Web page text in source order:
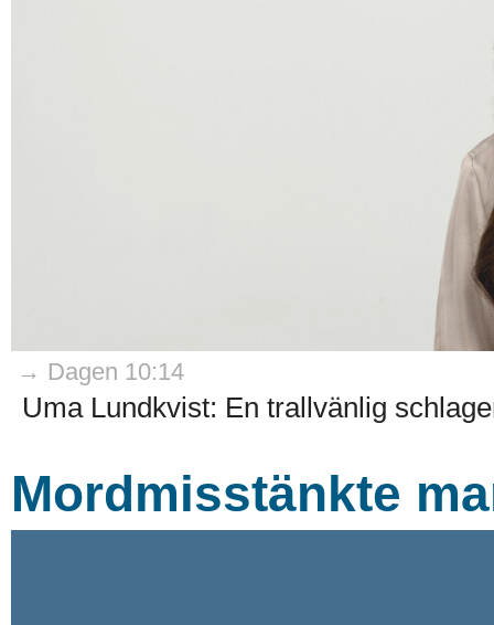
→ Dagen 10:14
Uma Lundkvist: En trallvänlig
Mordmisstänkte